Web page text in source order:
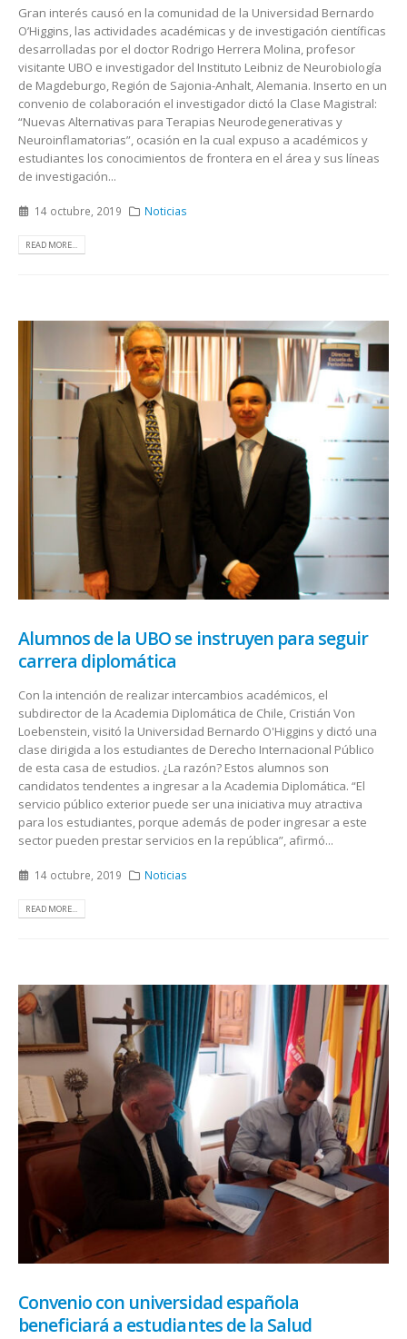
Gran interés causó en la comunidad de la Universidad Bernardo
O’Higgins, las actividades académicas y de investigación científicas
desarrolladas por el doctor Rodrigo Herrera Molina, profesor
visitante UBO e investigador del Instituto Leibniz de Neurobiología
de Magdeburgo, Región de Sajonia-Anhalt, Alemania. Inserto en un
convenio de colaboración el investigador dictó la Clase Magistral:
“Nuevas Alternativas para Terapias Neurodegenerativas y
Neuroinflamatorias”, ocasión en la cual expuso a académicos y
estudiantes los conocimientos de frontera en el área y sus líneas
de investigación...
14 octubre, 2019 Noticias
READ MORE...
Alumnos de la UBO se instruyen para seguir
carrera diplomática
Con la intención de realizar intercambios académicos, el
subdirector de la Academia Diplomática de Chile, Cristián Von
Loebenstein, visitó la Universidad Bernardo O'Higgins y dictó una
clase dirigida a los estudiantes de Derecho Internacional Público
de esta casa de estudios. ¿La razón? Estos alumnos son
candidatos tendentes a ingresar a la Academia Diplomática. “El
servicio público exterior puede ser una iniciativa muy atractiva
para los estudiantes, porque además de poder ingresar a este
sector pueden prestar servicios en la república”, afirmó...
14 octubre, 2019 Noticias
READ MORE...
Convenio con universidad española
beneficiará a estudiantes de la Salud